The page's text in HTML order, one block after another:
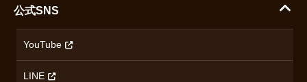
配送・送料について
ハラダの保証とアフターサービス
セイコー
カシオ
オリエントスター
沿革
公式SNS
YouTube
LINE